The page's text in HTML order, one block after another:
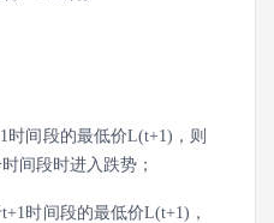
时间段的最低价L(t+1)，则
间段时进入跌势；
时间段的最低价L(t+1)，